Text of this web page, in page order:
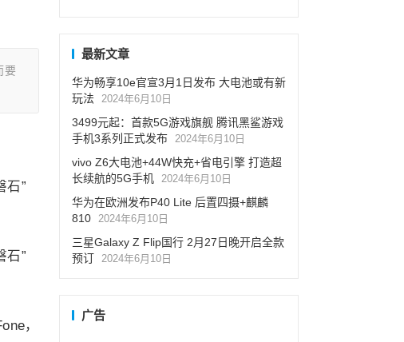
要
石”
石”
，
最新文章
华为畅享10e官宣3月1日发布 大电池或有新
玩法 2024年6月10日
3499元起：首款5G游戏旗舰 腾讯黑鲨游戏
手机3系列正式发布 2024年6月10日
vivo Z6大电池+44W快充+省电引擎 打造超
长续航的5G手机 2024年6月10日
华为在欧洲发布P40 Lite 后置四摄+麒麟
810 2024年6月10日
三星Galaxy Z Flip国行 2月27日晚开启全款
预订 2024年6月10日
广告